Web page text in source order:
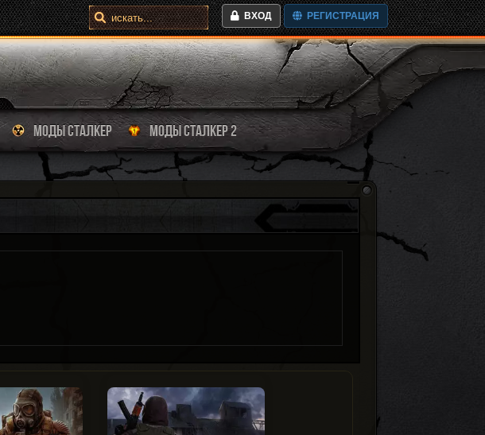
ВХОД РЕГИСТРАЦИЯ
МОДЫ СТАЛКЕР МОДЫ СТАЛКЕР 2